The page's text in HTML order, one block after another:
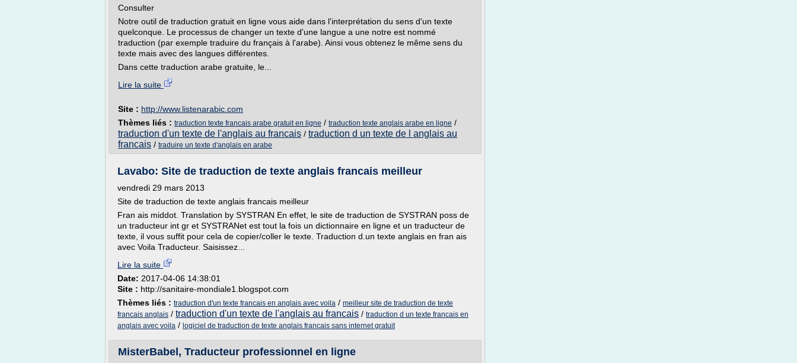
Consulter
Notre outil de traduction gratuit en ligne vous aide dans l'interprétation du sens d'un texte
quelconque. Le processus de changer un texte d'une langue a une notre est nommé
traduction (par exemple traduire du français à l'arabe). Ainsi vous obtenez le même sens du
texte mais avec des langues différentes.
Dans cette traduction arabe gratuite, le...
Lire la suite
Site : http://www.listenarabic.com
Thèmes liés : traduction texte francais arabe gratuit en ligne / traduction texte anglais arabe en ligne /
traduction d'un texte de l'anglais au francais / traduction d un texte de l anglais au
francais / traduire un texte d'anglais en arabe
Lavabo: Site de traduction de texte anglais francais meilleur
vendredi 29 mars 2013
Site de traduction de texte anglais francais meilleur
Fran ais middot. Translation by SYSTRAN En effet, le site de traduction de SYSTRAN poss de
un traducteur int gr et SYSTRANet est tout la fois un dictionnaire en ligne et un traducteur de
texte, il vous suffit pour cela de copier/coller le texte. Traduction d.un texte anglais en fran ais
avec Voila Traducteur. Saisissez...
Lire la suite
Date: 2017-04-06 14:38:01
Site : http://sanitaire-mondiale1.blogspot.com
Thèmes liés : traduction d'un texte francais en anglais avec voila / meilleur site de traduction de texte
francais anglais / traduction d'un texte de l'anglais au francais / traduction d un texte francais en
anglais avec voila / logiciel de traduction de texte anglais francais sans internet gratuit
MisterBabel, Traducteur professionnel en ligne